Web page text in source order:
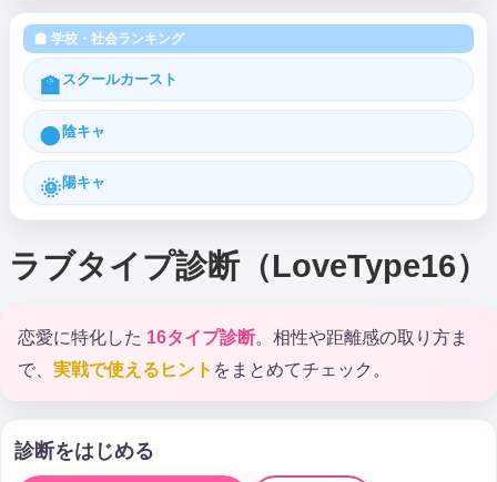
🏫 学校・社会ランキング
🏫 スクールカースト
🌑陰キャ
🌞 陽キャ
ラブタイプ診断（LoveType16）
恋愛に特化した 16タイプ診断。相性や距離感の取り方ま
で、 実戦で使えるヒント をまとめてチェック。
診断をはじめる